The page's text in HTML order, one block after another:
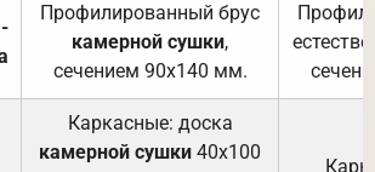
Профилированный брус
камерной сушки,
сечением 90х140 мм.
Каркасные: доска
камерной сушки 40х100